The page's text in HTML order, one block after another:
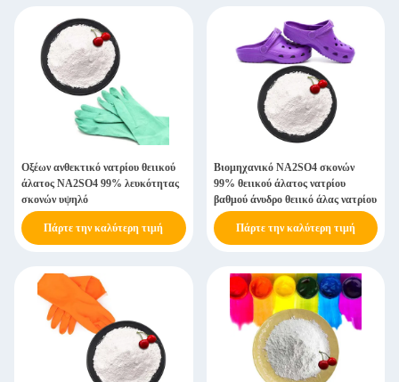
Οξέων ανθεκτικό νατρίου θειικού
άλατος NA2SO4 99% λευκότητας
σκονών υψηλό
Πάρτε την καλύτερη τιμή
Βιομηχανικό NA2SO4 σκονών
99% θειικού άλατος νατρίου
βαθμού άνυδρο θειικό άλας νατρίου
Πάρτε την καλύτερη τιμή